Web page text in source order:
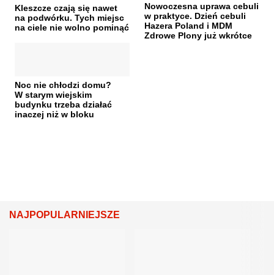
Kleszcze czają się nawet
na podwórku. Tych miejsc
na ciele nie wolno pominąć
Nowoczesna uprawa cebuli
w praktyce. Dzień cebuli
Hazera Poland i MDM
Zdrowe Plony już wkrótce
Noc nie chłodzi domu?
W starym wiejskim
budynku trzeba działać
inaczej niż w bloku
NAJPOPULARNIEJSZE